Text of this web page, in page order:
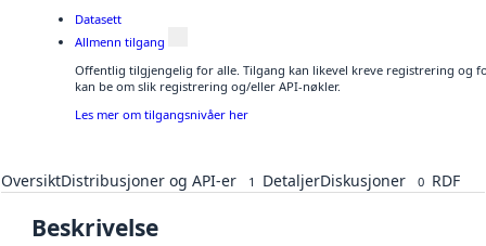
Datasett
Allmenn tilgang
Offentlig tilgjengelig for alle. Tilgang kan likevel kreve registrering og
kan be om slik registrering og/eller API-nøkler.
Les mer om tilgangsnivåer her
OversiktDistribusjoner og API-er 1 DetaljerDiskusjoner 0 RDF
Beskrivelse